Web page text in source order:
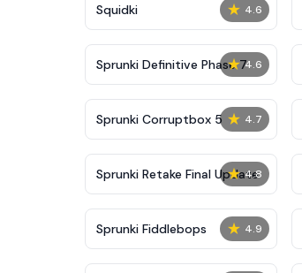
★ 4.6
Squidki
★ 4.6
Sprunki Definitive Phase 7
★ 4.7
Sprunki Corruptbox 5
★ 4.8
Sprunki Retake Final Update
★ 4.9
Sprunki Fiddlebops